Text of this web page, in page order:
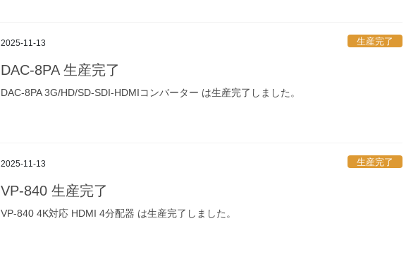
2025-11-13 生産完了
DAC-8PA 生産完了
DAC-8PA 3G/HD/SD-SDI-HDMIコンバーター は生産完了しました。
2025-11-13 生産完了
VP-840 生産完了
VP-840 4K対応 HDMI 4分配器 は生産完了しました。